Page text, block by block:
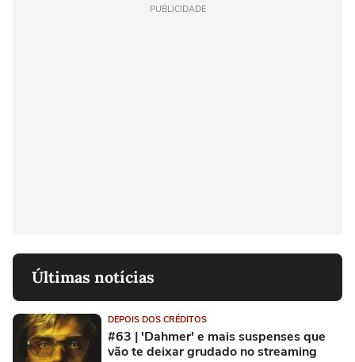
PUBLICIDADE
Últimas notícias
DEPOIS DOS CRÉDITOS
#63 | 'Dahmer' e mais suspenses que
vão te deixar grudado no streaming